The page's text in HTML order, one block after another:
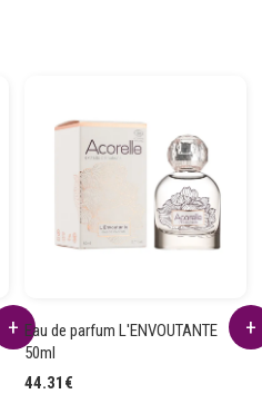
Eau de parfum L'ENVOUTANTE
50ml
44.31 €